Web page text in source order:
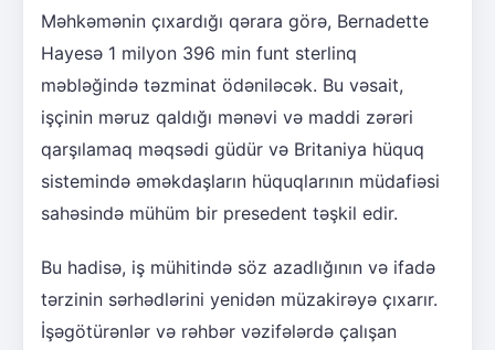
Məhkəmənin çıxardığı qərara görə, Bernadette
Hayesə 1 milyon 396 min funt sterlinq
məbləğində təzminat ödəniləcək. Bu vəsait,
işçinin məruz qaldığı mənəvi və maddi zərəri
qarşılamaq məqsədi güdür və Britaniya hüquq
sistemində əməkdaşların hüquqlarının müdafiəsi
sahəsində mühüm bir presedent təşkil edir.
Bu hadisə, iş mühitində söz azadlığının və ifadə
tərzinin sərhədlərini yenidən müzakirəyə çıxarır.
İşəgötürənlər və rəhbər vəzifələrdə çalışan